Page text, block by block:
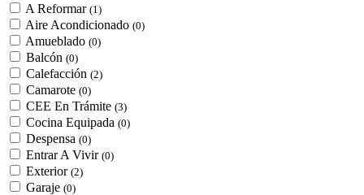
A Reformar (1)
Aire Acondicionado (0)
Amueblado (0)
Balcón (0)
Calefacción (2)
Camarote (0)
CEE En Trámite (3)
Cocina Equipada (0)
Despensa (0)
Entrar A Vivir (0)
Exterior (2)
Garaje (0)